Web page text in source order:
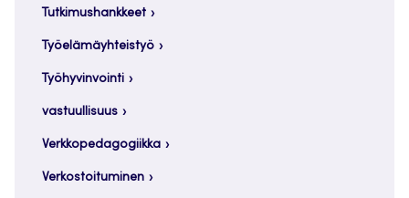
Tutkimushankkeet
Työelämäyhteistyö
Työhyvinvointi
vastuullisuus
Verkkopedagogiikka
Verkostoituminen